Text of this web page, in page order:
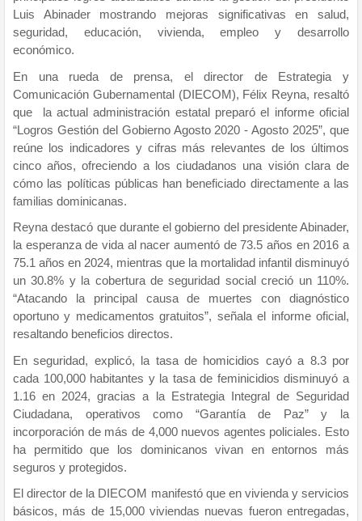
Luis Abinader mostrando mejoras significativas en salud,
seguridad, educación, vivienda, empleo y desarrollo
económico.
En una rueda de prensa, el director de Estrategia y
Comunicación Gubernamental (DIECOM), Félix Reyna, resaltó
que la actual administración estatal preparó el informe oficial
“Logros Gestión del Gobierno Agosto 2020 - Agosto 2025”, que
reúne los indicadores y cifras más relevantes de los últimos
cinco años, ofreciendo a los ciudadanos una visión clara de
cómo las políticas públicas han beneficiado directamente a las
familias dominicanas.
Reyna destacó que durante el gobierno del presidente Abinader,
la esperanza de vida al nacer aumentó de 73.5 años en 2016 a
75.1 años en 2024, mientras que la mortalidad infantil disminuyó
un 30.8% y la cobertura de seguridad social creció un 110%.
“Atacando la principal causa de muertes con diagnóstico
oportuno y medicamentos gratuitos”, señala el informe oficial,
resaltando beneficios directos.
En seguridad, explicó, la tasa de homicidios cayó a 8.3 por
cada 100,000 habitantes y la tasa de feminicidios disminuyó a
1.16 en 2024, gracias a la Estrategia Integral de Seguridad
Ciudadana, operativos como “Garantía de Paz” y la
incorporación de más de 4,000 nuevos agentes policiales. Esto
ha permitido que los dominicanos vivan en entornos más
seguros y protegidos.
El director de la DIECOM manifestó que en vivienda y servicios
básicos, más de 15,000 viviendas nuevas fueron entregadas,